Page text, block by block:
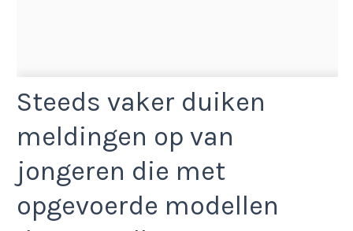
Steeds vaker duiken
meldingen op van
jongeren die met
opgevoerde modellen